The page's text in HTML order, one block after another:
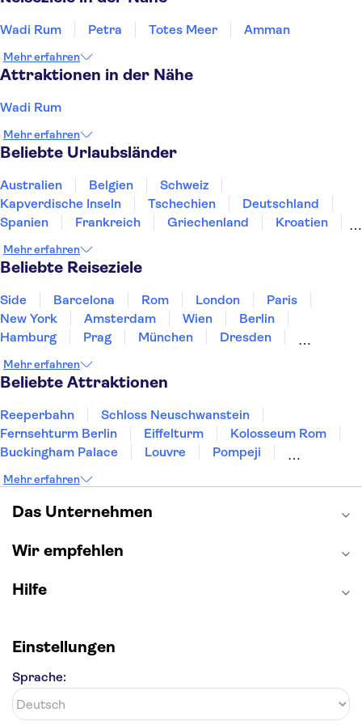
Wadi Rum Petra Totes Meer Amman
Mehr erfahren
Attraktionen in der Nähe
Wadi Rum
Mehr erfahren
Beliebte Urlaubsländer
Australien Belgien
Schweiz
Kapverdische Inseln
Tschechien
Deutschland
Spanien
Frankreich Griechenland
Kroatien
Norwegen
Polen
Mehr erfahren
Beliebte Reiseziele
Side Barcelona Rom London
Paris
New York
Amsterdam Wien
Berlin
Hamburg
Prag München
Dresden
Heidelberg
Bremen
Mehr erfahren
Beliebte Attraktionen
Reeperbahn
Schloss Neuschwanstein
Fernsehturm Berlin
Eiffelturm
Kolosseum Rom
Buckingham Palace
Louvre
Pompeji
Moulin Rouge
Burj Khalifa
Keukenhof
London Eye
Elbphilharmonie
Mehr erfahren
Das Unternehmen
Wir empfehlen
Hilfe
Einstellungen
Sprache: